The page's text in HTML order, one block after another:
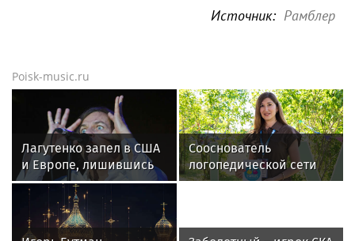
Источник: Рамблер
Poisk-music.ru
Лагутенко запел в США
и Европе, лишившись
дома в Малибу
Сооснователь
логопедической сети
«Разноцветные